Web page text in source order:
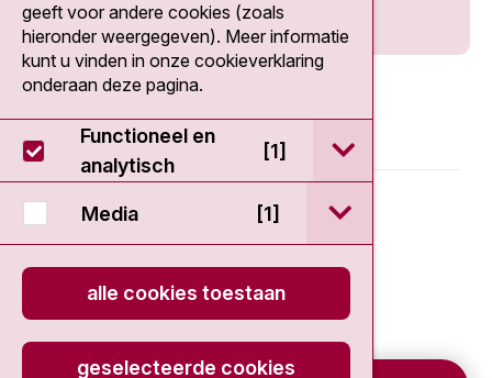
© 2026 - Antoni van Leeuwenhoek
Disclaimer
geeft voor andere cookies (zoals
hieronder weergegeven). Meer informatie
kunt u vinden in onze cookieverklaring
onderaan deze pagina.
Functioneel en
analytisch
[1] open / sluit
Media [1] open / sluit
alle cookies toestaan
geselecteerde cookies